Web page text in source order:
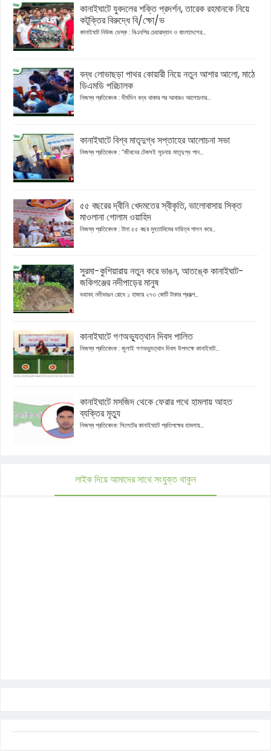
কানাইঘাটে যুবদলের শক্তি প্রদর্শন, তারেক রহমানকে নিয়ে
কটূক্তির বিরুদ্ধে বি/ক্ষো/ভ
কানাইঘাট নিউজ ডেস্ক : বিএনপির চেয়ারম্যান ও বাংলাদেশের...
বন্ধ লোভাছড়া পাথর কোয়ারী নিয়ে নতুন আশার আলো, মাঠে
ডিএমডি পরিচালক
নিজস্ব প্রতিবেদক : দীর্ঘদিন বন্ধ থাকার পর আবারও আলোচনার...
কানাইঘাটে বিশ্ব মাতৃদুগ্ধ সপ্তাহের আলোচনা সভা
নিজস্ব প্রতিবেদক : “জীবনের টেকসই সূচনায় মাতৃদুগ্ধ পান...
৫৫ বছরের দ্বীনি খেদমতের স্বীকৃতি, ভালোবাসায় সিক্ত
মাওলানা গোলাম ওয়াহিদ
নিজস্ব প্রতিবেদক : টানা ৫৫ বছর মুহতামিমের দায়িত্ব পালন করে...
সুরমা-কুশিয়ারায় নতুন করে ভাঙন, আতঙ্কে কানাইঘাট-
জকিগঞ্জের নদীপাড়ের মানুষ
ভয়াবহ নদীভাঙন রোধে ১ হাজার ২৭৩ কোটি টাকার প্রকল্প...
কানাইঘাটে গণঅভ্যুত্থান দিবস পালিত
নিজস্ব প্রতিবেদক : জুলাই গণঅভ্যুত্থান দিবস উপলক্ষে কানাইঘাট...
কানাইঘাটে মসজিদ থেকে ফেরার পথে হামলায় আহত
ব্যক্তির মৃত্যু
নিজস্ব প্রতিবেদক: সিলেটের কানাইঘাটে প্রতিপক্ষের হামলায়...
লাইক দিয়ে আমাদের সাথে সংযুক্ত থাকুন